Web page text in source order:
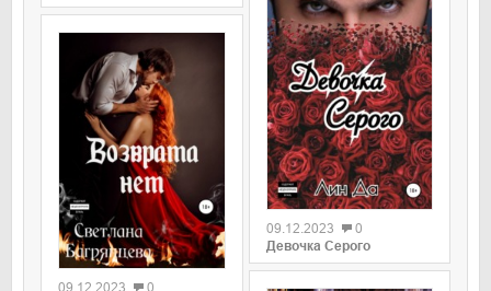
09.12.2023
0
Девочка Серого